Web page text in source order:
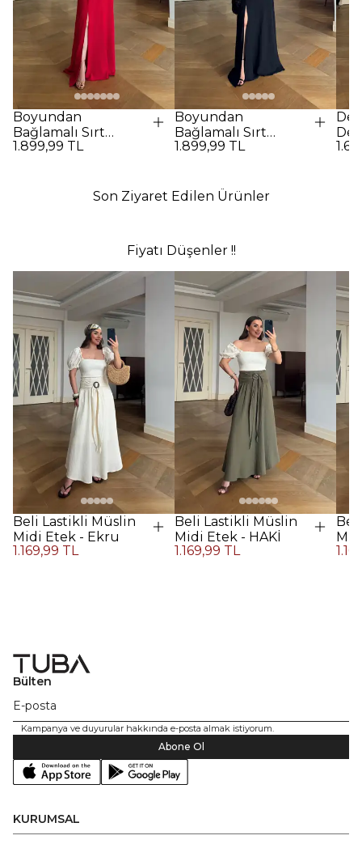
Boyundan
Bağlamalı Sırt
Dekolteli Uzun
1.899,99 TL
Boyundan
Bağlamalı Sırt
Dekolteli Uzun
1.899,99 TL
Son Ziyaret Edilen Ürünler
Fiyatı Düşenler !!
Beli Lastikli Müslin
Midi Etek - Ekru
1.169,99 TL
Beli Lastikli Müslin
Midi Etek - HAKİ
1.169,99 TL
Bülten
Kampanya ve duyurular hakkında e-posta almak istiyorum.
Abone Ol
KURUMSAL